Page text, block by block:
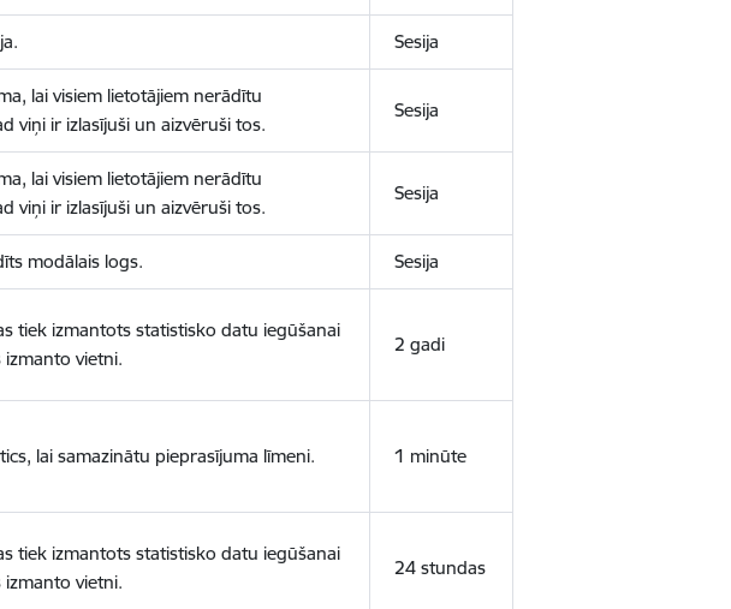
Sesija
lai visiem lietotājiem nerādītu
viņi ir izlasījuši un aizvēruši tos.
Sesija
lai visiem lietotājiem nerādītu
viņi ir izlasījuši un aizvēruši tos.
Sesija
modālais logs. Sesija
tiek izmantots statistisko datu iegūšanai
vietni.
2 gadi
lai samazinātu pieprasījuma līmeni. 1 minūte
tiek izmantots statistisko datu iegūšanai
vietni.
24 stundas